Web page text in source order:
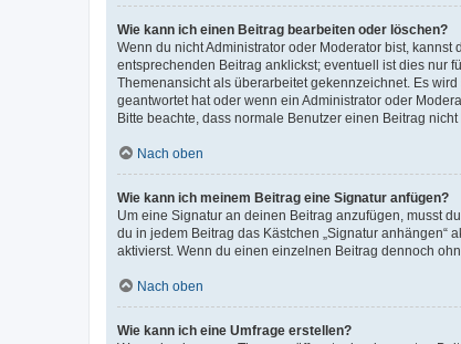
Wie kann ich einen Beitrag bearbeiten oder löschen?
Wenn du nicht Administrator oder Moderator bist,
entsprechenden Beitrag anklickst; eventuell ist dies nur
Themenansicht als überarbeitet gekennzeichnet. Es
geantwortet hat oder wenn ein Administrator oder
Bitte beachte, dass normale Benutzer einen Beitrag
Nach oben
Wie kann ich meinem Beitrag eine Signatur anfügen?
Um eine Signatur an deinen Beitrag anzufügen, musst
du in jedem Beitrag das Kästchen „Signatur
aktivierst. Wenn du einen einzelnen Beitrag dennoch
Nach oben
Wie kann ich eine Umfrage erstellen?